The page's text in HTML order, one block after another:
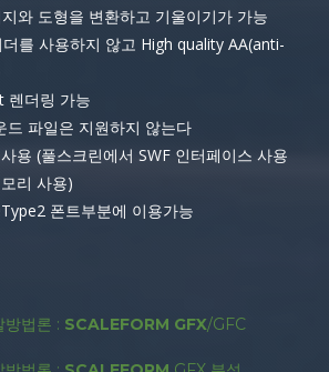
와 도형을 변환하고 기울이기가 가능
를 사용하지 않고 High quality AA(anti-
렌더링 가능
드 파일은 지원하지 않는다
용 (풀스크린에서 SWF 인터페이스 사용
리 사용)
폰트부분에 이용가능
법론 : SCALEFORM GFX/GFC